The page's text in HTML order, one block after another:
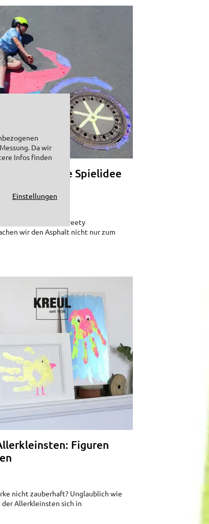
– unsere Spielidee
klar, mit KREUL Streety
wir den Asphalt nicht nur zum
Figuren
nicht zauberhaft? Unglaublich wie
Allerkleinsten sich in
Da wir
Infos finden
Einstellungen